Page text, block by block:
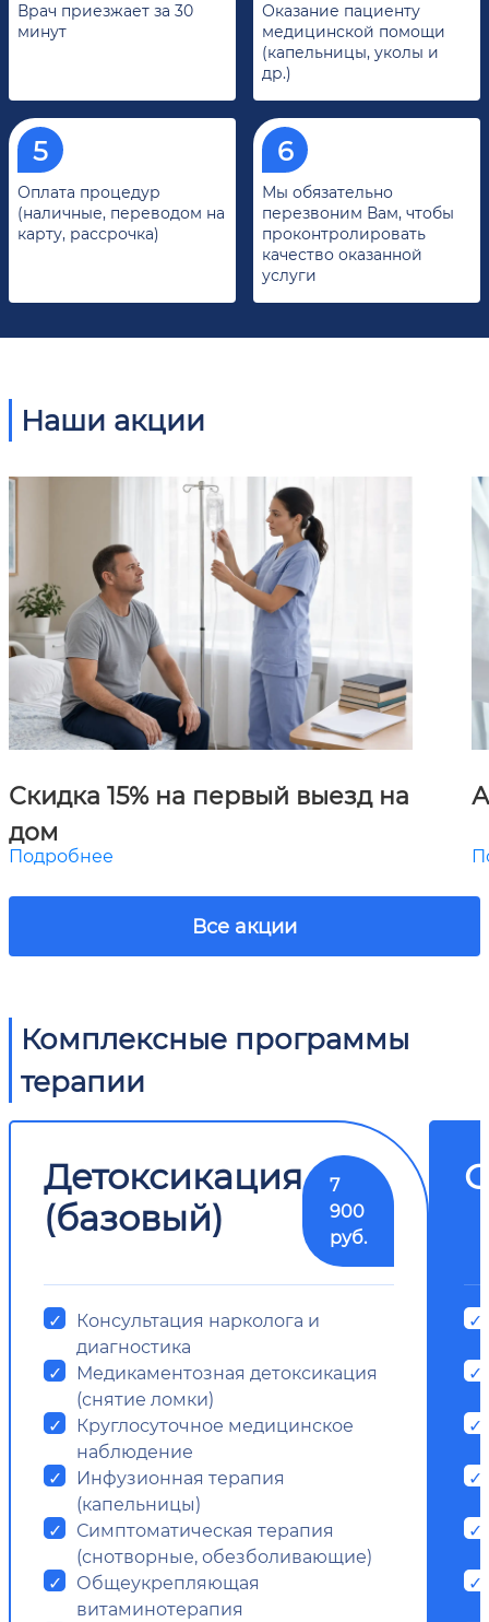
Врач приезжает за 30
минут
Оказание пациенту
медицинской помощи
(капельницы, уколы и
др.)
Оплата процедур
(наличные, переводом на
карту, рассрочка)
Мы обязательно
перезвоним Вам, чтобы
проконтролировать
качество оказанной
услуги
Наши акции
Скидка 15% на первый выезд на
дом
Подробнее
Все акции
Комплексные программы
терапии
Детоксикация
(базовый)
7
900
руб.
Консультация нарколога и
диагностика
Медикаментозная детоксикация
(снятие ломки)
Круглосуточное медицинское
наблюдение
Инфузионная терапия
(капельницы)
Симптоматическая терапия
(снотворные, обезболивающие)
Общеукрепляющая
витаминотерапия